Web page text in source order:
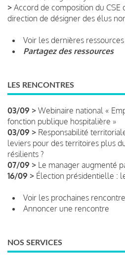
> Accord de composition du
direction de désigner des élus
Voir les dernières ressources
Partagez des ressources
LES RENCONTRES
03/09 > Webinaire national «
fonction publique hospitalière »
03/09 > Responsabilité
leviers pour des territoires plus
résilients ?
07/09 > Le manager augmenté
16/09 > Élection présidentielle :
Voir les prochaines
Annoncer une rencontre
NOS SERVICES